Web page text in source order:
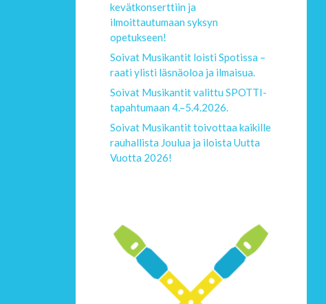
kevätkonserttiin ja
ilmoittautumaan syksyn
opetukseen!
Soivat Musikantit loisti Spotissa –
raati ylisti läsnäoloa ja ilmaisua.
Soivat Musikantit valittu SPOTTI-
tapahtumaan 4.–5.4.2026.
Soivat Musikantit toivottaa kaikille
rauhallista Joulua ja iloista Uutta
Vuotta 2026!